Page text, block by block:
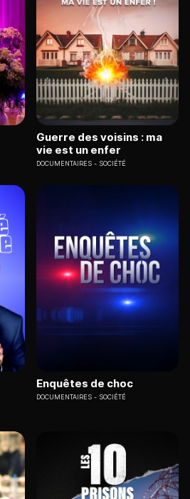
Guerre des voisins : ma
vie est un enfer
DOCUMENTAIRES SOCIÉTÉ
Enquêtes de choc
DOCUMENTAIRES SOCIÉTÉ